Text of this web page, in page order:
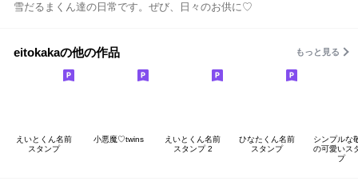
雪だるまくん達の日常です。ぜび、日々のお供に♡
eitokakaの他の作品 もっと見る
えいとくん名前
スタンプ
小悪魔♡twins
えいとくん名前
スタンプ 2
ひなたくん名前
スタンプ
シンプルな
の可愛いス
プ